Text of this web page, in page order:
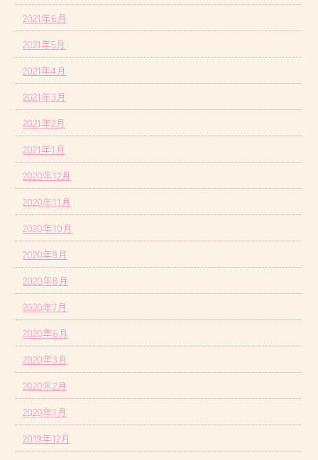
2021年6月
2021年5月
2021年4月
2021年3月
2021年2月
2021年1月
2020年12月
2020年11月
2020年10月
2020年9月
2020年8月
2020年7月
2020年6月
2020年3月
2020年2月
2020年1月
2019年12月